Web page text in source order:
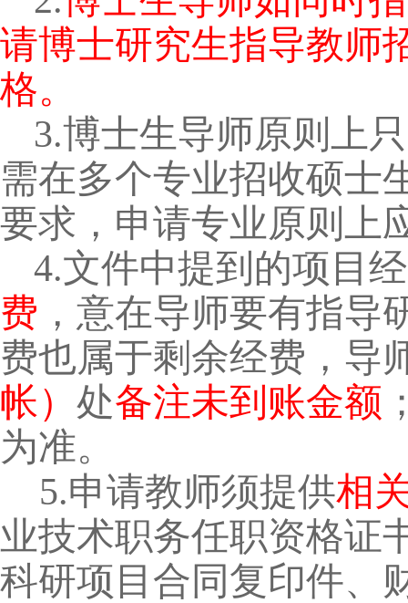
请博士研究生指导教师
格。
3.博士生导师原则上
需在多个专业招收硕士
要求，申请专业原则上
4.文件中提到的项目
费 ，意在导师要有指
费也属于剩余经费，导
帐） 处备注未到账金额
为准。
5.申请教师须提供相
业技术职务任职资格证
科研项目合同复印件、